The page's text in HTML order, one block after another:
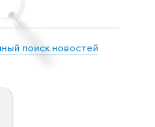
поиск новостей